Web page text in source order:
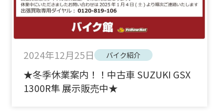
2024年12月25日 バイク紹介
★冬季休業案内！！中古車 SUZUKI GSX
1300R隼 展示販売中★